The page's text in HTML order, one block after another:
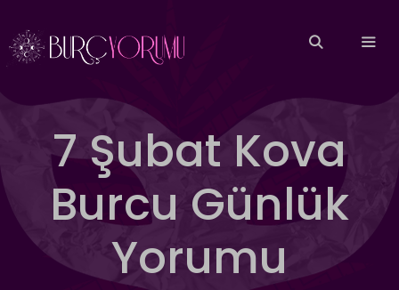
atla
7 Şubat Kova
Burcu Günlük
Yorumu